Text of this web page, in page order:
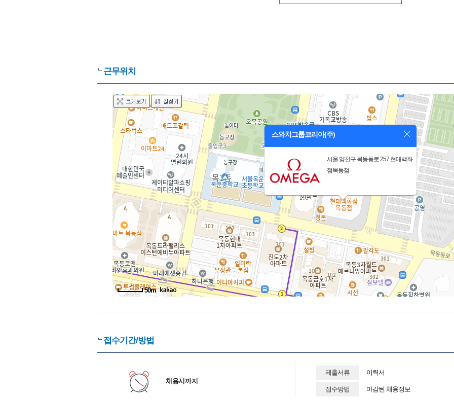
근무위치
스와치그룹코리아(주)
서울 양천구 목동동로 257 현대백화
점목동점
50m
접수기간/방법
채용시까지
제출서류 이력서
접수방법 마감된 채용정보